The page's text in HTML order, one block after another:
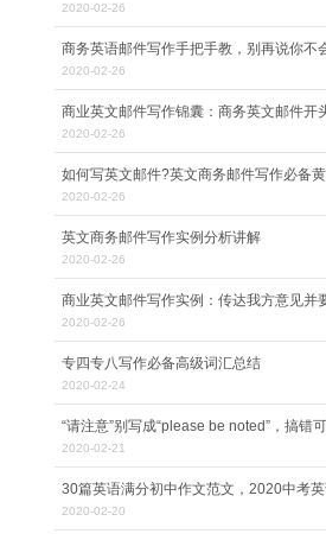
2020-02-26
商务英语邮件写作手把手教，别再说你不
2020-02-26
商业英文邮件写作锦囊：商务英文邮件开
2020-02-26
如何写英文邮件?英文商务邮件写作必备
2020-02-26
英文商务邮件写作实例分析讲解
2020-02-26
商业英文邮件写作实例：传达我方意见并
2020-02-26
专四专八写作必备高级词汇总结
2020-02-24
“请注意”别写成“please be noted”，搞错
2020-02-21
30篇英语满分初中作文范文，2020中考英
2020-02-20